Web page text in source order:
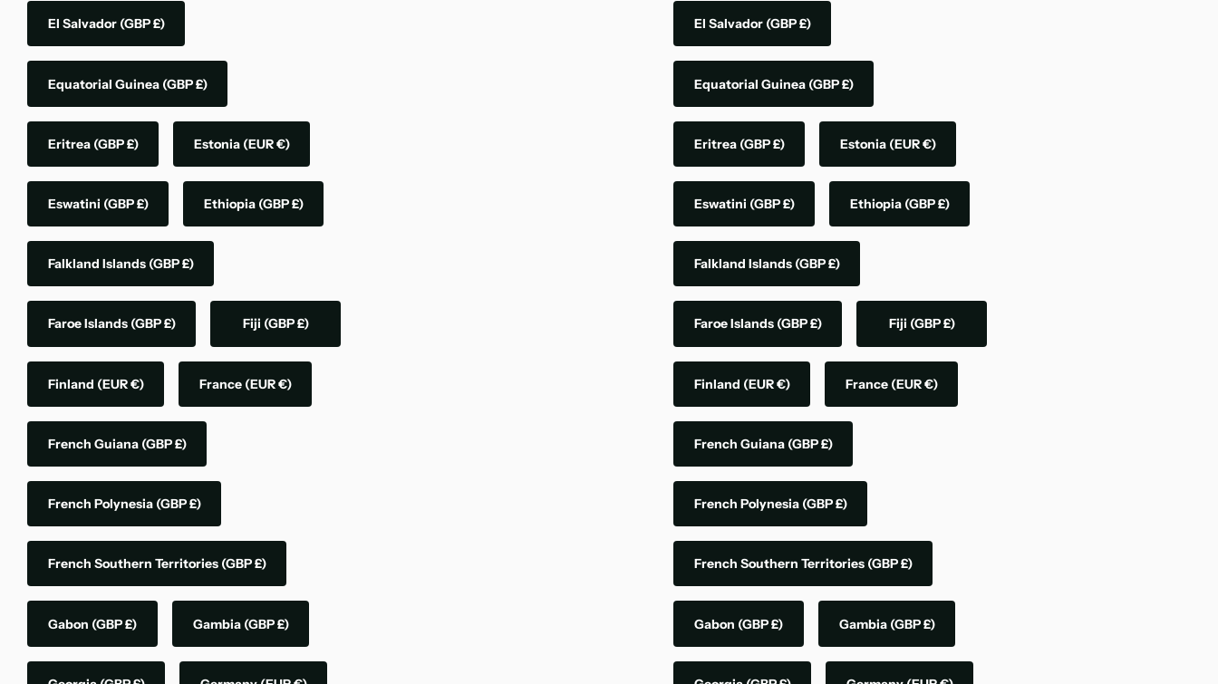
El Salvador (GBP £)
Equatorial Guinea (GBP £)
Eritrea (GBP £) Estonia (EUR €)
Eswatini (GBP £) Ethiopia (GBP £)
Falkland Islands (GBP £)
Faroe Islands (GBP £) Fiji (GBP £)
Finland (EUR €) France (EUR €)
French Guiana (GBP £)
French Polynesia (GBP £)
French Southern Territories (GBP £)
Gabon (GBP £) Gambia (GBP £)
El Salvador (GBP £)
Equatorial Guinea (GBP £)
Eritrea (GBP £) Estonia (EUR €)
Eswatini (GBP £) Ethiopia (GBP £)
Falkland Islands (GBP £)
Faroe Islands (GBP £) Fiji (GBP £)
Finland (EUR €) France (EUR €)
French Guiana (GBP £)
French Polynesia (GBP £)
French Southern Territories (GBP £)
Gabon (GBP £) Gambia (GBP £)